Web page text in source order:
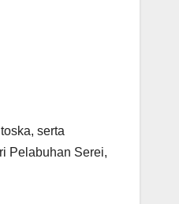
serta
Pelabuhan Serei,